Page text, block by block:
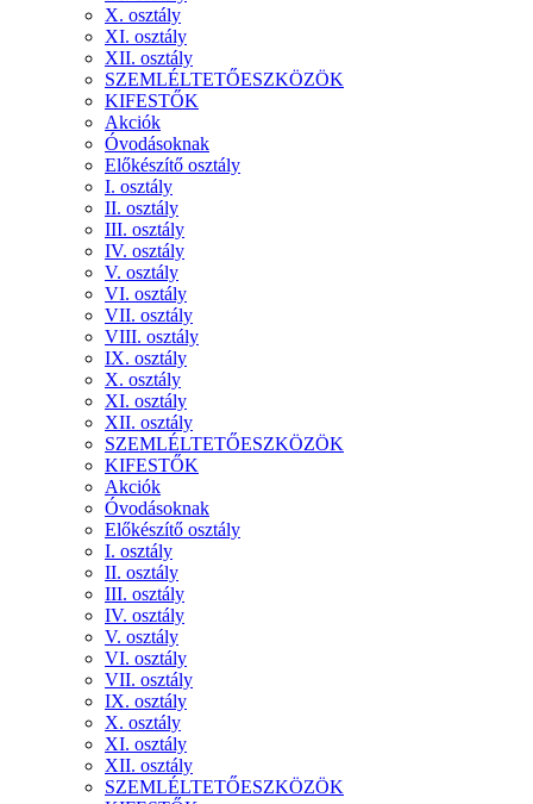
X. osztály
XI. osztály
XII. osztály
SZEMLÉLTETŐESZKÖZÖK
KIFESTŐK
Akciók
Óvodásoknak
Előkészítő osztály
I. osztály
II. osztály
III. osztály
IV. osztály
V. osztály
VI. osztály
VII. osztály
VIII. osztály
IX. osztály
X. osztály
XI. osztály
XII. osztály
SZEMLÉLTETŐESZKÖZÖK
KIFESTŐK
Akciók
Óvodásoknak
Előkészítő osztály
I. osztály
II. osztály
III. osztály
IV. osztály
V. osztály
VI. osztály
VII. osztály
IX. osztály
X. osztály
XI. osztály
XII. osztály
SZEMLÉLTETŐESZKÖZÖK